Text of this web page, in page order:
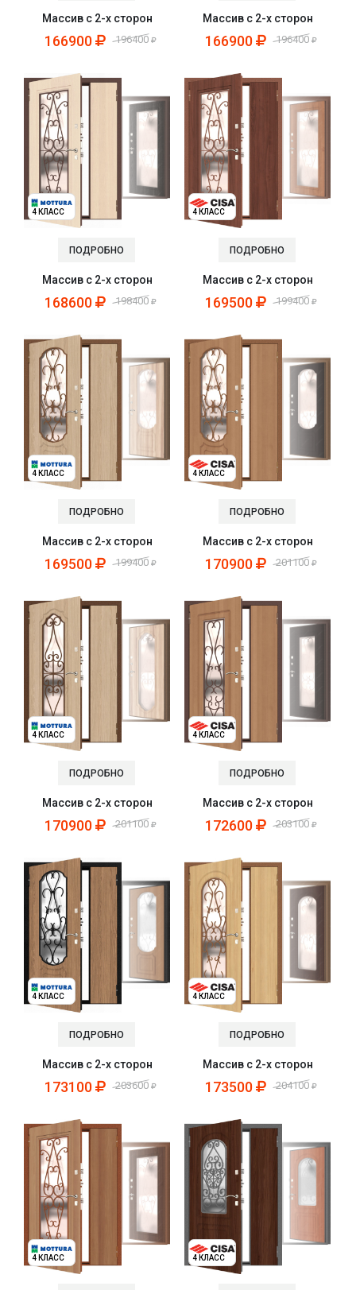
Массив с 2-х сторон
166900 196400
Массив с 2-х сторон
166900 196400
4 КЛАСС
ПОДРОБНО
Массив с 2-х сторон
168600 198400
4 КЛАСС
ПОДРОБНО
Массив с 2-х сторон
169500 199400
4 КЛАСС
ПОДРОБНО
Массив с 2-х сторон
169500 199400
4 КЛАСС
ПОДРОБНО
Массив с 2-х сторон
170900 201100
4 КЛАСС
ПОДРОБНО
Массив с 2-х сторон
170900 201100
4 КЛАСС
ПОДРОБНО
Массив с 2-х сторон
172600 203100
4 КЛАСС
ПОДРОБНО
Массив с 2-х сторон
173100 203600
4 КЛАСС
ПОДРОБНО
Массив с 2-х сторон
173500 204100
4 КЛАСС 4 КЛАСС